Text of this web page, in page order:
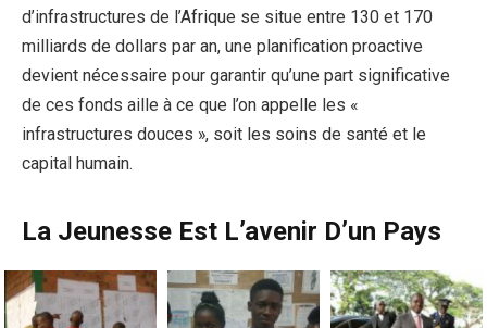
d’infrastructures de l’Afrique se situe entre 130 et 170
milliards de dollars par an, une planification proactive
devient nécessaire pour garantir qu’une part significative
de ces fonds aille à ce que l’on appelle les «
infrastructures douces », soit les soins de santé et le
capital humain.
La Jeunesse Est L’avenir D’un Pays